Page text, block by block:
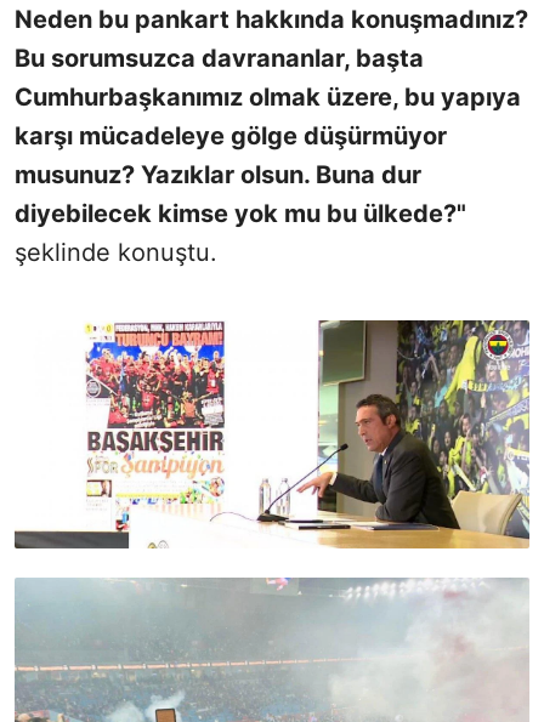
Neden bu pankart hakkında konuşmadınız?
Bu sorumsuzca davrananlar, başta
Cumhurbaşkanımız olmak üzere, bu yapıya
karşı mücadeleye gölge düşürmüyor
musunuz? Yazıklar olsun. Buna dur
diyebilecek kimse yok mu bu ülkede?"
şeklinde konuştu.